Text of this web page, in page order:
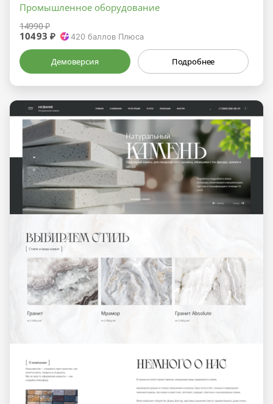
Промышленное оборудование
14990 ₽
10493 ₽ 420 баллов Плюса
Демоверсия Подробнее